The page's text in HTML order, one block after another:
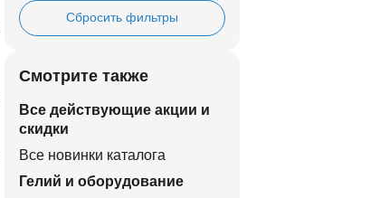
Сбросить фильтры
Смотрите также
Все действующие акции и
скидки
Все новинки каталога
Гелий и оборудование